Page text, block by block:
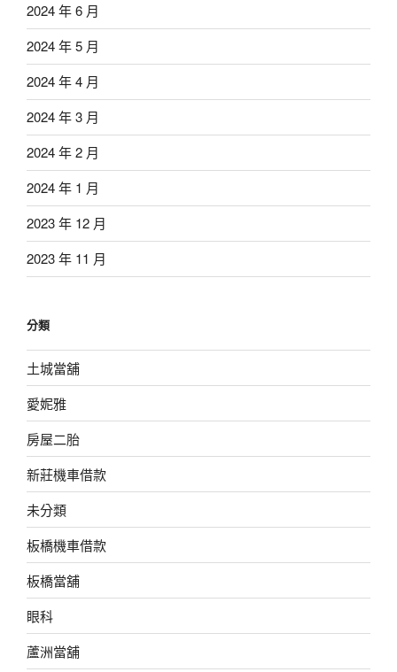
2024 年 6 月
2024 年 5 月
2024 年 4 月
2024 年 3 月
2024 年 2 月
2024 年 1 月
2023 年 12 月
2023 年 11 月
分類
土城當舖
愛妮雅
房屋二胎
新莊機車借款
未分類
板橋機車借款
板橋當舖
眼科
蘆洲當舖